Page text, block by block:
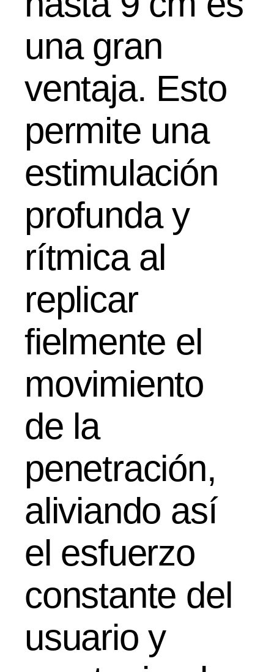
una gran
ventaja. Esto
permite una
estimulación
profunda y
rítmica al
replicar
fielmente el
movimiento
de la
penetración,
aliviando así
el esfuerzo
constante del
usuario y